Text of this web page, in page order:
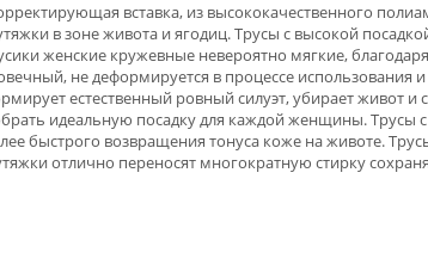
вставка, из высококачественного
в зоне живота и ягодиц. Трусы с высокой
женские кружевные невероятно мягкие,
не деформируется в процессе
естественный ровный силуэт, убирает живот и
идеальную посадку для каждой женщины.
быстрого возвращения тонуса коже на животе.
отлично переносят многократную стирку